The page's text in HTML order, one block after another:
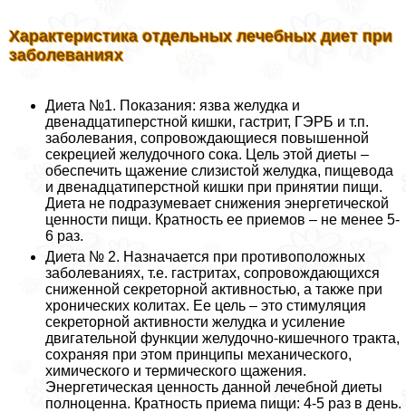
Хаpaктеристика отдельных лечебных диет при
заболеваниях
Диета №1. Показания: язва желудка и
двенадцатиперстной кишки, гастрит, ГЭРБ и т.п.
заболевания, сопровождающиеся повышенной
секрецией желудочного сока. Цель этой диеты –
обеспечить щажение слизистой желудка, пищевода
и двенадцатиперстной кишки при принятии пищи.
Диета не подразумевает снижения энергетической
ценности пищи. Кратность ее приемов – не менее 5-
6 раз.
Диета № 2. Назначается при противоположных
заболеваниях, т.е. гастритах, сопровождающихся
сниженной секреторной активностью, а также при
хронических колитах. Ее цель – это стимуляция
секреторной активности желудка и усиление
двигательной функции желудочно-кишечного тpaкта,
сохраняя при этом принципы механического,
химического и термического щажения.
Энергетическая ценность данной лечебной диеты
полноценна. Кратность приема пищи: 4-5 раз в день.